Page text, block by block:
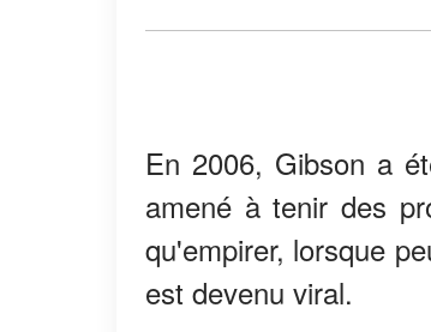
En 2006, Gibson a
amené à tenir des
qu'empirer, lorsque
est devenu viral.